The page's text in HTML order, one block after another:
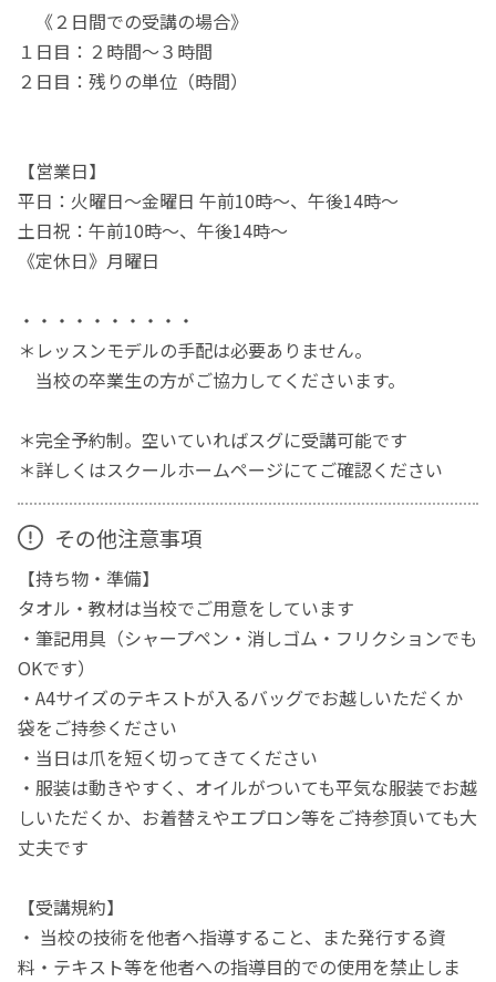
《２日間での受講の場合》
１日目：２時間～３時間
２日目：残りの単位（時間）
【営業日】
平日：火曜日～金曜日 午前10時～、午後14時～
土日祝：午前10時～、午後14時～
《定休日》月曜日
・・・・・・・・・・
＊レッスンモデルの手配は必要ありません。
当校の卒業生の方がご協力してくださいます。
＊完全予約制。空いていればスグに受講可能です
＊詳しくはスクールホームページにてご確認ください
その他注意事項
【持ち物・準備】
タオル・教材は当校でご用意をしています
・筆記用具（シャープペン・消しゴム・フリクションでも
OKです）
・A4サイズのテキストが入るバッグでお越しいただくか
袋をご持参ください
・当日は爪を短く切ってきてください
・服装は動きやすく、オイルがついても平気な服装でお越
しいただくか、お着替えやエプロン等をご持参頂いても大
丈夫です
【受講規約】
・ 当校の技術を他者へ指導すること、また発行する資
料・テキスト等を他者への指導目的での使用を禁止しま